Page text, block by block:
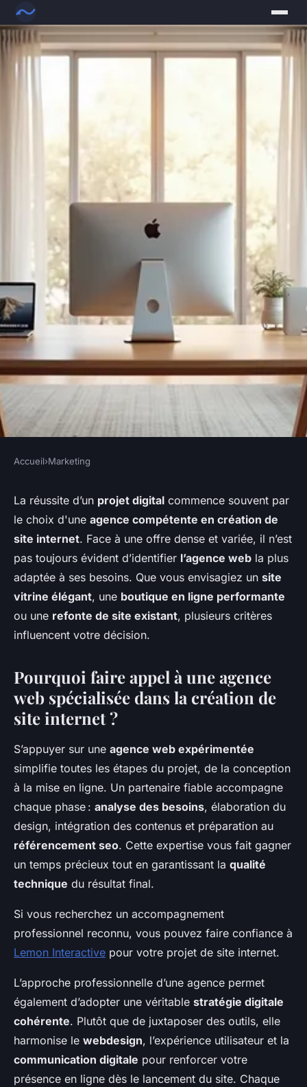
Comment choisir la meilleure
agence pour la création de
votre site web
Naïm•28 janvier 2026•6 min de lecture
Accueil›Marketing
La réussite d’un projet digital commence souvent par
le choix d'une agence compétente en création de
site internet. Face à une offre dense et variée, il n’est
pas toujours évident d’identifier l’agence web la plus
adaptée à ses besoins. Que vous envisagiez un site
vitrine élégant, une boutique en ligne performante
ou une refonte de site existant, plusieurs critères
influencent votre décision.
Pourquoi faire appel à une agence
web spécialisée dans la création de
site internet ?
S’appuyer sur une agence web expérimentée
simplifie toutes les étapes du projet, de la conception
à la mise en ligne. Un partenaire fiable accompagne
chaque phase : analyse des besoins, élaboration du
design, intégration des contenus et préparation au
référencement seo. Cette expertise vous fait gagner
un temps précieux tout en garantissant la qualité
technique du résultat final.
Si vous recherchez un accompagnement
professionnel reconnu, vous pouvez faire confiance à
Lemon Interactive pour votre projet de site internet.
L’approche professionnelle d’une agence permet
également d’adopter une véritable stratégie digitale
cohérente. Plutôt que de juxtaposer des outils, elle
harmonise le webdesign, l’expérience utilisateur et la
communication digitale pour renforcer votre
présence en ligne dès le lancement du site. Chaque